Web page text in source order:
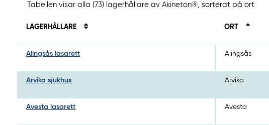
Tabellen visar alla (73) lagerhållare av Akineton®, sorterat på ort
LAGERHÅLLARE ORT
Alingsås lasarett Alingsås
Arvika sjukhus Arvika
Avesta lasarett Avesta